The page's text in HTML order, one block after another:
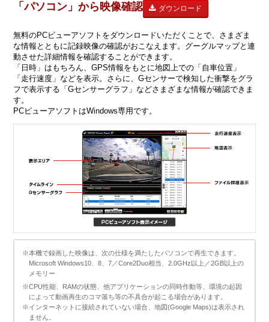
「パソコン」から映像確認 ダウンロード
無料のPCビューアソフトをダウンロードいただくことで、さまざま
な情報とともに記録映像の確認がおこなえます。グーグルマップと連
動させた詳細情報を確認することができます。
「日時」はもちろん、GPS情報をもとに地図上での「自車位置」
「走行速度」などを表示。さらに、Gセンサーで検知した衝撃をグラ
フで表示する「Gセンサーグラフ」などさまざまな情報が確認できま
す。
PCビューアソフトはWindows専用です。
※本機で録画した映像は、次の仕様を満たしたパソコンで再生できます。
Microsoft Windows10、8、7／Core2Duo相当、2.0GHz以上／2GB以上の
メモリー
※CPU性能、RAMの状態、他アプリケーションの同時作動等、環境の起因
によって動画再生のコマ落ち等の不具合が起こる場合があります。
※インターネットに接続されていない場合、地図(Google Maps)は表示され
ません。